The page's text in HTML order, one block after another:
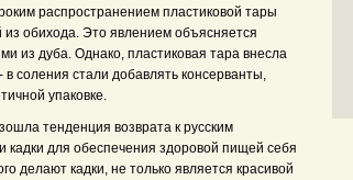
распространением пластиковой тары
обихода. Это явлением объясняется
из дуба. Однако, пластиковая тара внесла
соления стали добавлять консерванты,
упаковке.
тенденция возврата к русским
кадки для обеспечения здоровой пищей себя
делают кадки, не только является красивой